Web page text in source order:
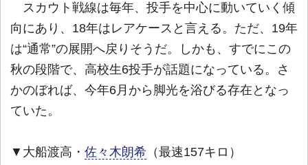
スカウト戦線は毎年、投手を中心に動いていく傾
向にあり、18年はレアケースと言える。ただ、19年
は“通常”の展開へ戻りそうだ。しかも、すでにこの
秋の段階で、高校生6投手が話題になっている。さ
かのぼれば、今年6月から脚光を浴びる存在となっ
ていた。
▼大船渡高・ 佐々木朗希 （最速157キロ）